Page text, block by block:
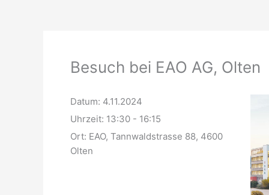
Besuch bei EAO AG, Olten
Datum: 4.11.2024
Uhrzeit: 13:30 - 16:15
Ort: EAO, Tannwaldstrasse 88, 4600
Olten